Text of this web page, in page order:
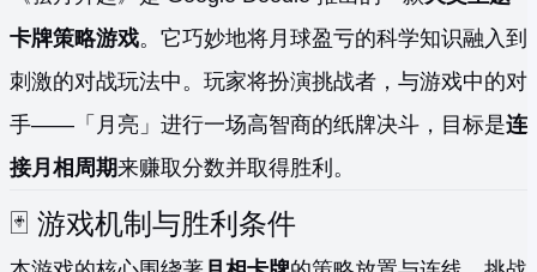
卡牌策略游戏。它巧妙地将月球盈亏的科学知识融入到
刺激的对战玩法中。玩家将扮演挑战者，与游戏中的对
手——「月亮」进行一场高智商的纸牌决斗，目标是连
接月相周期来赚取分数并取得胜利。
🃏 游戏机制与胜利条件